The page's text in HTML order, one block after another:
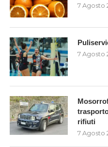
7 Agosto
7 Agosto
rifiuti
7 Agosto